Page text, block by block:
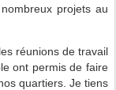
projets au
réunions de travail
ont permis de faire
quartiers. Je tiens